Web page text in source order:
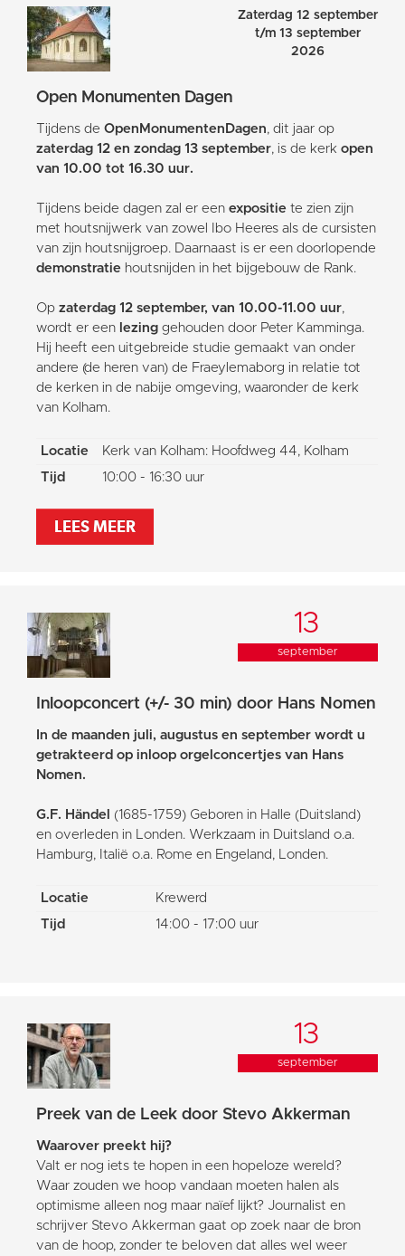
Zaterdag 12 september
t/m 13 september
2026
Open Monumenten Dagen
Tijdens de OpenMonumentenDagen, dit jaar op
zaterdag 12 en zondag 13 september, is de kerk open
van 10.00 tot 16.30 uur.
Tijdens beide dagen zal er een expositie te zien zijn
met houtsnijwerk van zowel Ibo Heeres als de cursisten
van zijn houtsnijgroep. Daarnaast is er een doorlopende
demonstratie houtsnijden in het bijgebouw de Rank.
Op zaterdag 12 september, van 10.00-11.00 uur,
wordt er een lezing gehouden door Peter Kamminga.
Hij heeft een uitgebreide studie gemaakt van onder
andere (de heren van) de Fraeylemaborg in relatie tot
de kerken in de nabije omgeving, waaronder de kerk
van Kolham.
Locatie
Kerk van Kolham: Hoofdweg 44, Kolham
Tijd
10:00 - 16:30 uur
LEES MEER
13
september
Inloopconcert (+/- 30 min) door Hans Nomen
In de maanden juli, augustus en september wordt u
getrakteerd op inloop orgelconcertjes van Hans
Nomen.
G.F. Händel
(1685-1759) Geboren in Halle (Duitsland)
en overleden in Londen. Werkzaam in Duitsland o.a.
Hamburg, Italië o.a. Rome en Engeland, Londen.
Locatie
Krewerd
Tijd
14:00 - 17:00 uur
13
september
Preek van de Leek door Stevo Akkerman
Waarover preekt hij?
Valt er nog iets te hopen in een hopeloze wereld?
Waar zouden we hoop vandaan moeten halen als
optimisme alleen nog maar naïef lijkt? Journalist en
schrijver Stevo Akkerman gaat op zoek naar de bron
van de hoop, zonder te beloven dat alles wel weer